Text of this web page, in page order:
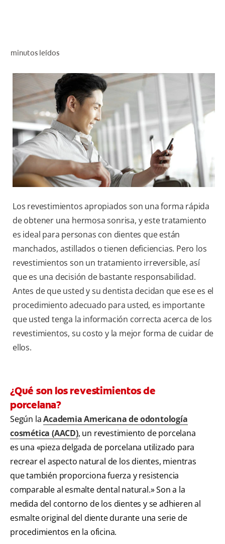
EC (ES)
SUSCRÍBETE
minutos leídos
Los revestimientos apropiados son una forma rápida
de obtener una hermosa sonrisa, y este tratamiento
es ideal para personas con dientes que están
manchados, astillados o tienen deficiencias. Pero los
revestimientos son un tratamiento irreversible, así
que es una decisión de bastante responsabilidad.
Antes de que usted y su dentista decidan que ese es el
procedimiento adecuado para usted, es importante
que usted tenga la información correcta acerca de los
revestimientos, su costo y la mejor forma de cuidar de
ellos.
¿Qué son los revestimientos de
porcelana?
Según laAcademia Americana de odontología
cosmética (AACD), un revestimiento de porcelana
es una «pieza delgada de porcelana utilizado para
recrear el aspecto natural de los dientes, mientras
que también proporciona fuerza y resistencia
comparable al esmalte dental natural.» Son a la
medida del contorno de los dientes y se adhieren al
esmalte original del diente durante una serie de
procedimientos en la oficina.